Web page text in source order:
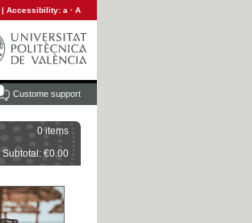
| Accessibility: a · A
Custome support
0 items
Subtotal: €0.00